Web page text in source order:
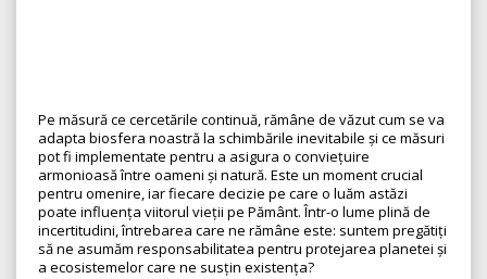
Pe măsură ce cercetările continuă, rămâne de văzut cum se va
adapta biosfera noastră la schimbările inevitabile și ce măsuri
pot fi implementate pentru a asigura o conviețuire
armonioasă între oameni și natură. Este un moment crucial
pentru omenire, iar fiecare decizie pe care o luăm astăzi
poate influența viitorul vieții pe Pământ. Într-o lume plină de
incertitudini, întrebarea care ne rămâne este: suntem pregătiți
să ne asumăm responsabilitatea pentru protejarea planetei și
a ecosistemelor care ne susțin existența?